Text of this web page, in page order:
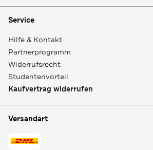
Service
Hilfe & Kontakt
Partnerprogramm
Widerrufsrecht
Studentenvorteil
Kaufvertrag widerrufen
Versandart